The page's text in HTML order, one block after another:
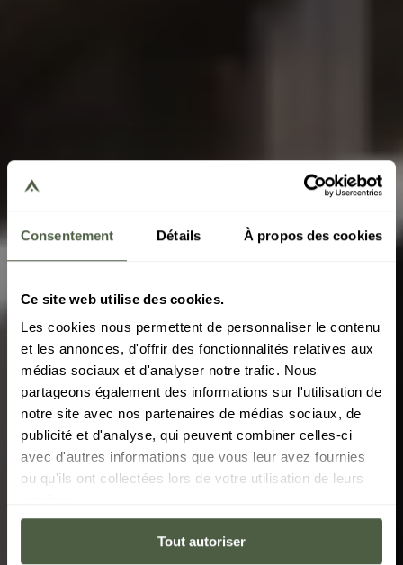
Consentement Détails À propos des cookies
Ce site web utilise des cookies.
Les cookies nous permettent de personnaliser le contenu
et les annonces, d'offrir des fonctionnalités relatives aux
médias sociaux et d'analyser notre trafic. Nous
partageons également des informations sur l'utilisation de
notre site avec nos partenaires de médias sociaux, de
publicité et d'analyse, qui peuvent combiner celles-ci
avec d'autres informations que vous leur avez fournies
ou qu'ils ont collectées lors de votre utilisation de leurs
Tout autoriser
COURCHEVEL
Steamboat 5*
The Steamboat 5* hotel, ideally located in the
centre of the village of Courchevel Moriond, opens
the doors to exceptional apartments, combined